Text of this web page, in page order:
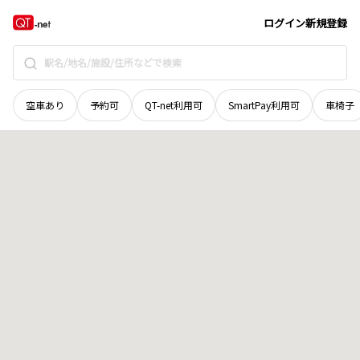
ログイン新規登録
空車あり 予約可 QT-net利用可 SmartPay利用可 車椅子
愛媛県